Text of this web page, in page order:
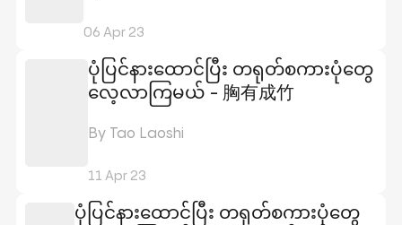
06 Apr 23
ပုံပြင်နားထောင်ပြီး တရုတ်စကားပုံတွေ
လေ့လာကြမယ် - 胸有成竹
By Tao Laoshi
11 Apr 23
ပုံပြင်နားထောင်ပြီး တရုတ်စကားပုံတွေ